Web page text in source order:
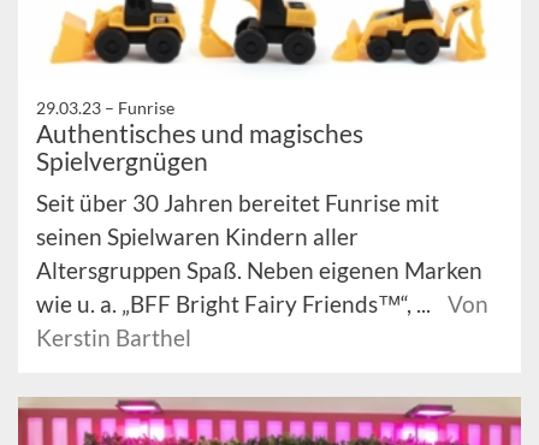
29.03.23 – Funrise
Authentisches und magisches
Spielvergnügen
Seit über 30 Jahren bereitet Funrise mit
seinen Spielwaren Kindern aller
Altersgruppen Spaß. Neben eigenen Marken
wie u. a. „BFF Bright Fairy Friends™“, ...
Von
Kerstin Barthel